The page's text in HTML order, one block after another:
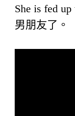
She is fed
男朋友了。